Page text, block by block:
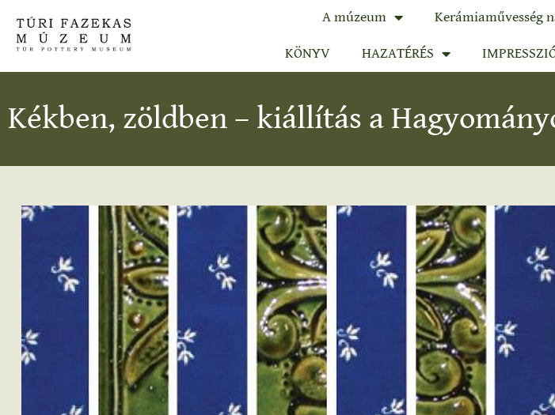
A múzeum Kerámiaművesség
KÖNYV HAZATÉRÉS
Kékben, zöldben – kiállítás a